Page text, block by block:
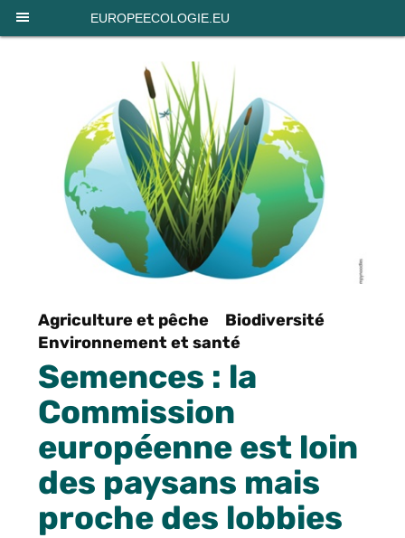
EUROPEECOLOGIE.EU
Agriculture et pêche
Biodiversité
Environnement et santé
Semences : la
Commission
européenne est loin
des paysans mais
proche des lobbies